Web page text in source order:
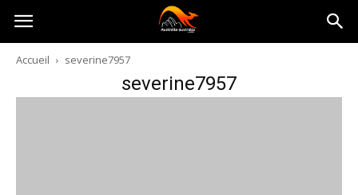
Australia-
australie.com
Accueil severine7957
severine7957